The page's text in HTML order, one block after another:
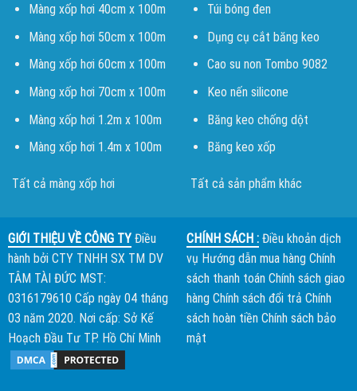
Màng xốp hơi 40cm x 100m
Màng xốp hơi 50cm x 100m
Màng xốp hơi 60cm x 100m
Màng xốp hơi 70cm x 100m
Màng xốp hơi 1.2m x 100m
Màng xốp hơi 1.4m x 100m
Tất cả màng xốp hơi
Túi bóng đen
Dụng cụ cắt băng keo
Cao su non Tombo 9082
Keo nến silicone
Băng keo chống dột
Băng keo xốp
Tất cả sản phẩm khác
GIỚI THIỆU VỀ CÔNG TYĐiều
hành bởi CTY TNHH SX TM DV
TÂM TÀI ĐỨC MST:
0316179610 Cấp ngày 04 tháng
03 năm 2020. Nơi cấp: Sở Kế
Hoạch Đầu Tư TP. Hồ Chí Minh
CHÍNH SÁCH : Điều khoản dịch
vụ Hướng dẫn mua hàng Chính
sách thanh toán Chính sách giao
hàng Chính sách đổi trả Chính
sách hoàn tiền Chính sách bảo
mật